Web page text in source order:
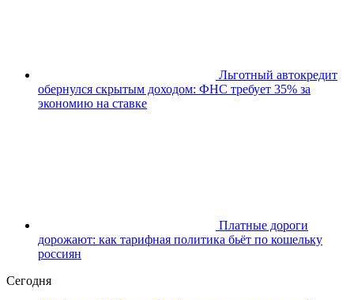
Льготный автокредит
обернулся скрытым доходом: ФНС требует 35% за
экономию на ставке
Платные дороги
дорожают: как тарифная политика бьёт по кошельку
россиян
Сегодня